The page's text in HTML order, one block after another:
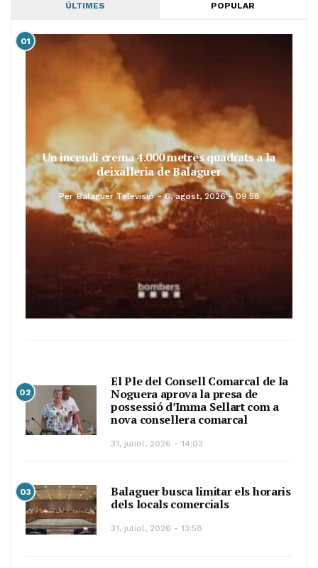
ÚLTIMES POPULAR
01
Un incendi crema 4.000 metres quadrats a la
deixalleria de Balaguer
Per Balaguer Televisió 6, agost, 2026 - 09:58
02
El Ple del Consell Comarcal de la
Noguera aprova la presa de
possessió d’Imma Sellart com a
nova consellera comarcal
31, juliol, 2026 - 14:03
03
Balaguer busca limitar els horaris
dels locals comercials
31, juliol, 2026 - 13:58